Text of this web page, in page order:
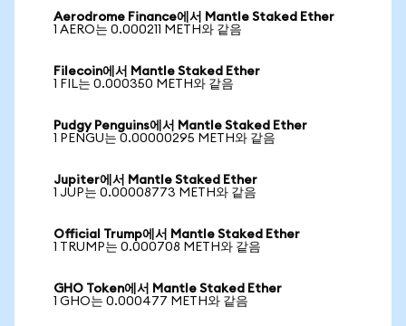
Aerodrome Finance에서 Mantle Staked Ether
1 AERO는 0.000211 METH와 같음
Filecoin에서 Mantle Staked Ether
1 FIL는 0.000350 METH와 같음
Pudgy Penguins에서 Mantle Staked Ether
1 PENGU는 0.00000295 METH와 같음
Jupiter에서 Mantle Staked Ether
1 JUP는 0.00008773 METH와 같음
Official Trump에서 Mantle Staked Ether
1 TRUMP는 0.000708 METH와 같음
GHO Token에서 Mantle Staked Ether
1 GHO는 0.000477 METH와 같음